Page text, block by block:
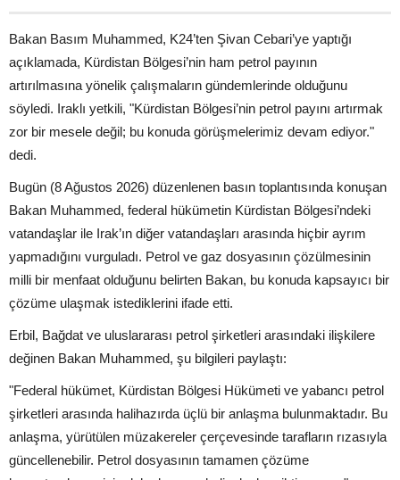
Bakan Basım Muhammed, K24’ten Şivan Cebari’ye yaptığı
açıklamada, Kürdistan Bölgesi’nin ham petrol payının
artırılmasına yönelik çalışmaların gündemlerinde olduğunu
söyledi. Iraklı yetkili, "Kürdistan Bölgesi’nin petrol payını artırmak
zor bir mesele değil; bu konuda görüşmelerimiz devam ediyor."
dedi.
Bugün (8 Ağustos 2026) düzenlenen basın toplantısında konuşan
Bakan Muhammed, federal hükümetin Kürdistan Bölgesi’ndeki
vatandaşlar ile Irak’ın diğer vatandaşları arasında hiçbir ayrım
yapmadığını vurguladı. Petrol ve gaz dosyasının çözülmesinin
milli bir menfaat olduğunu belirten Bakan, bu konuda kapsayıcı bir
çözüme ulaşmak istediklerini ifade etti.
Erbil, Bağdat ve uluslararası petrol şirketleri arasındaki ilişkilere
değinen Bakan Muhammed, şu bilgileri paylaştı:
"Federal hükümet, Kürdistan Bölgesi Hükümeti ve yabancı petrol
şirketleri arasında halihazırda üçlü bir anlaşma bulunmaktadır. Bu
anlaşma, yürütülen müzakereler çerçevesinde tarafların rızasıyla
güncellenebilir. Petrol dosyasının tamamen çözüme